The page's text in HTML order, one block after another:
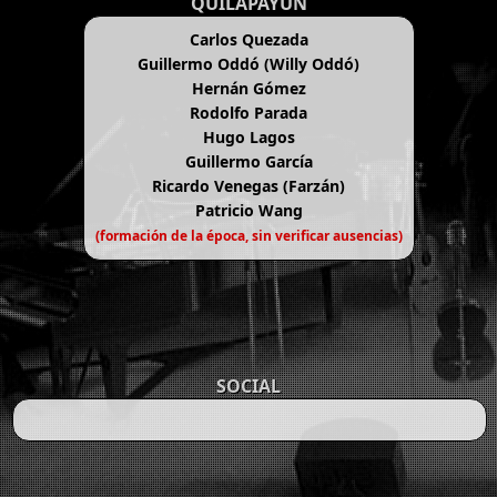
Carlos Quezada
Guillermo Oddó (Willy Oddó)
Hernán Gómez
Rodolfo Parada
Hugo Lagos
Guillermo García
Ricardo Venegas (Farzán)
Patricio Wang
(formación de la época, sin verificar ausencias)
SOCIAL